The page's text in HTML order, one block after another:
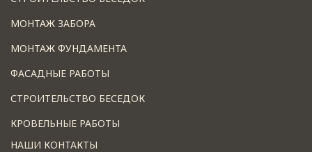
МОНТАЖ ЗАБОРА
МОНТАЖ ФУНДАМЕНТА
ФАСАДНЫЕ РАБОТЫ
СТРОИТЕЛЬСТВО БЕСЕДОК
КРОВЕЛЬНЫЕ РАБОТЫ
НАШИ КОНТАКТЫ